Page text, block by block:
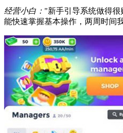
经营小白： "新手引导系统做得
能快速掌握基本操作，两周时间